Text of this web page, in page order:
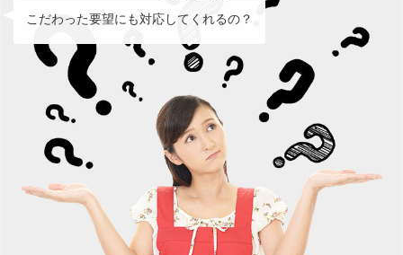
こだわった要望にも対応してくれるの？